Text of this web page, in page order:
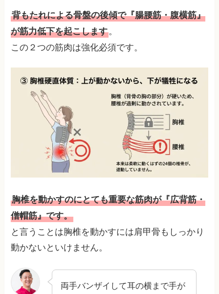
背もたれによる骨盤の後傾で『腸腰筋・腹横筋』
が筋力低下を起こします。
この２つの筋肉は強化必須です。
胸椎を動かすのにとても重要な筋肉が『広背筋・
僧帽筋』です。
と言うことは胸椎を動かすには肩甲骨もしっかり
動かないといけません。
両手バンザイして耳の横まで手が